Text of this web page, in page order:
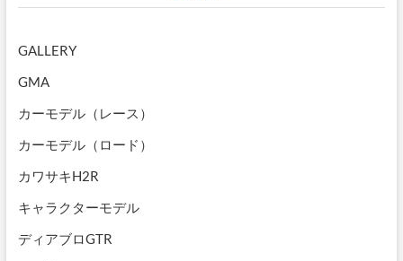
GALLERY
GMA
カーモデル（レース）
カーモデル（ロード）
カワサキH2R
キャラクターモデル
ディアブロGTR